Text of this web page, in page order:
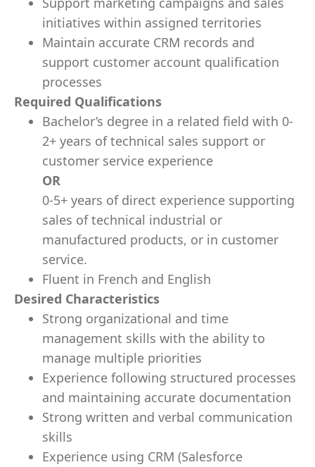
initiatives within assigned territories
Maintain accurate CRM records and
support customer account qualification
processes
Required Qualifications
Bachelor’s degree in a related field with 0-
2+ years of technical sales support or
customer service experience
OR
0-5+ years of direct experience supporting
sales of technical industrial or
manufactured products, or in customer
service.
Fluent in French and English
Desired Characteristics
Strong organizational and time
management skills with the ability to
manage multiple priorities
Experience following structured processes
and maintaining accurate documentation
Strong written and verbal communication
skills
Experience using CRM (Salesforce